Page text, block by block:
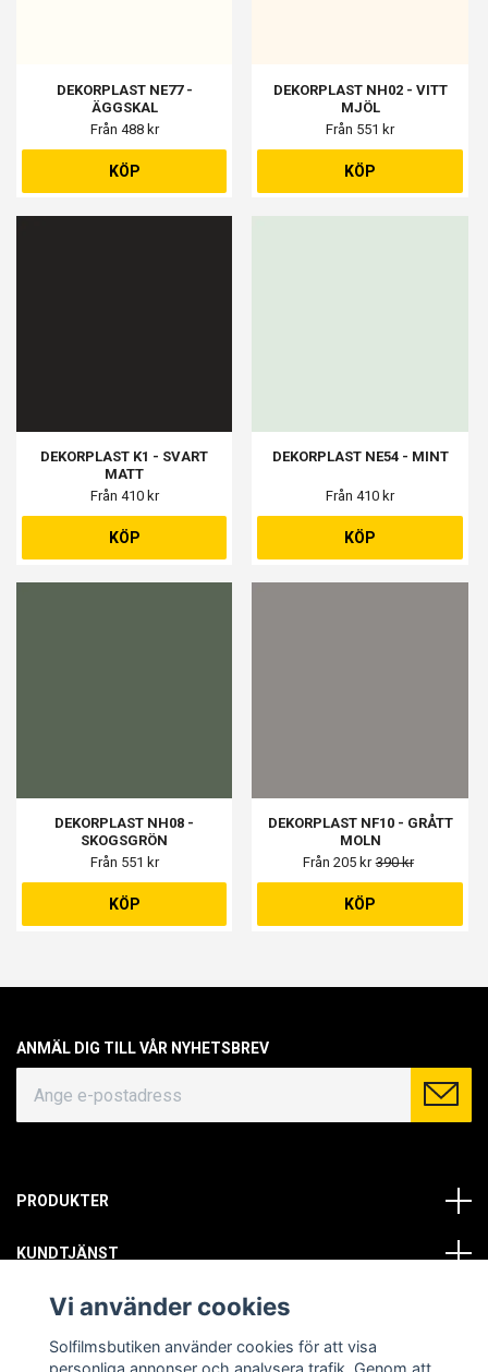
DEKORPLAST NE77 -
ÄGGSKAL
Från 488 kr
KÖP
DEKORPLAST NH02 - VITT
MJÖL
Från 551 kr
KÖP
DEKORPLAST K1 - SVART
MATT
Från 410 kr
KÖP
DEKORPLAST NE54 - MINT
Från 410 kr
KÖP
DEKORPLAST NH08 -
SKOGSGRÖN
Från 551 kr
KÖP
DEKORPLAST NF10 - GRÅTT
MOLN
Från 205 kr 390 kr
KÖP
ANMÄL DIG TILL VÅR NYHETSBREV
PRODUKTER
KUNDTJÄNST
OM OSS
SOCIALA MEDIER
Vi använder cookies
Solfilmsbutiken använder cookies för att visa
personliga annonser och analysera trafik. Genom att